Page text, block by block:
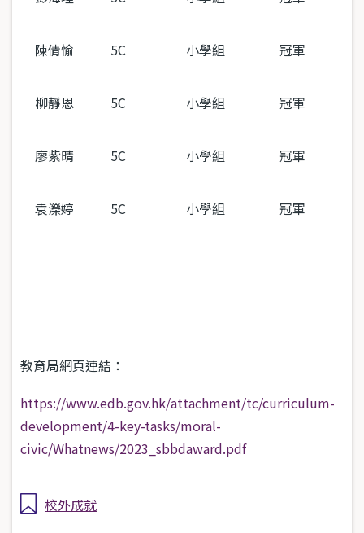
陳倩愉 5C 小學組 冠軍
柳靜恩 5C 小學組 冠軍
廖紫晴 5C 小學組 冠軍
袁濼婷 5C 小學組 冠軍
教育局網頁連結：
https://www.edb.gov.hk/attachment/tc/curriculum-
development/4-key-tasks/moral-
civic/Whatnews/2023_sbbdaward.pdf
校外成就